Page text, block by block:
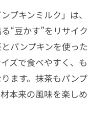
プキンミルク」は、
“豆かす”をリサイク
パンプキンを使った
ズで食べやすく、も
ます。抹茶もパンプ
本来の風味を楽しめ